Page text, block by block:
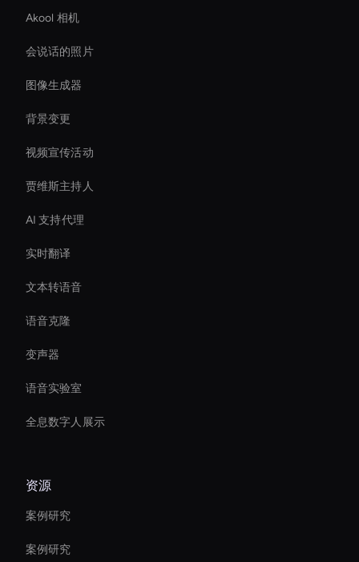
Akool 相机
会说话的照片
图像生成器
背景变更
视频宣传活动
贾维斯主持人
AI 支持代理
实时翻译
文本转语音
语音克隆
变声器
语音实验室
全息数字人展示
资源
案例研究
案例研究